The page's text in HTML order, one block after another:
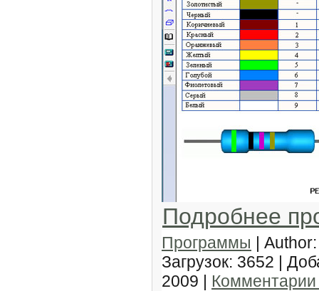
Подробнее
Программы |
Загрузок: 3652 |
2009 |